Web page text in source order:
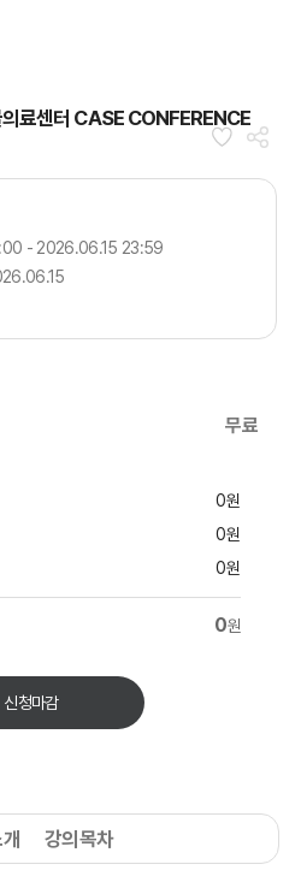
료센터 CASE CONFERENCE
- 2026.06.15 23:59
무료
0원
0원
0원
0원
신청마감
강의목차